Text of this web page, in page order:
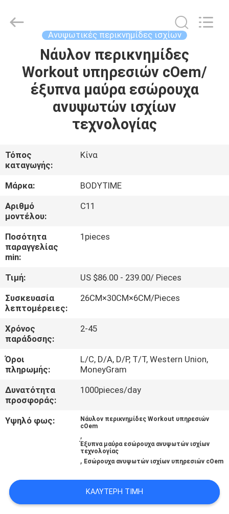
ΠΡΟΪΌΝΤΑ
ΓΎΡΟΣ
ΕΡΓΟΣΤΑΣΊΩΝ
ΠΟΙΟΤΙΚΌΣ
ΈΛΕΓΧΟΣ
ΜΑΣ
ΕΛΆΤΕ
ΣΕ
ΕΠΑΦΉ
ΜΕ
ΝΈΑ
ΠΕΡΙΠΤΏΣΕΙΣ
SITEMAP
Technology
Ανυψωτικές περικνημίδες ισχίων
Νάυλον περικνημίδες
Workout υπηρεσιών cOem/
έξυπνα μαύρα εσώρουχα
ανυψωτών ισχίων
τεχνολογίας
Τόπος
καταγωγής:
Κίνα
Μάρκα:
BODYTIME
Αριθμό
μοντέλου:
C11
Ποσότητα
παραγγελίας
min:
1pieces
Τιμή:
US $86.00 - 239.00/ Pieces
Συσκευασία
λεπτομέρειες:
26CM×30CM×6CM/Pieces
Χρόνος
παράδοσης:
2-45
Όροι
πληρωμής:
L/C, D/A, D/P, T/T, Western Union,
MoneyGram
Δυνατότητα
προσφοράς:
1000pieces/day
Υψηλό φως:
Νάυλον περικνημίδες Workout υπηρεσιών
cOem
,
Έξυπνα μαύρα εσώρουχα ανυψωτών ισχίων
τεχνολογίας
, Εσώρουχα ανυψωτών ισχίων υπηρεσιών cOem
ΚΑΛΎΤΕΡΗ ΤΙΜΉ